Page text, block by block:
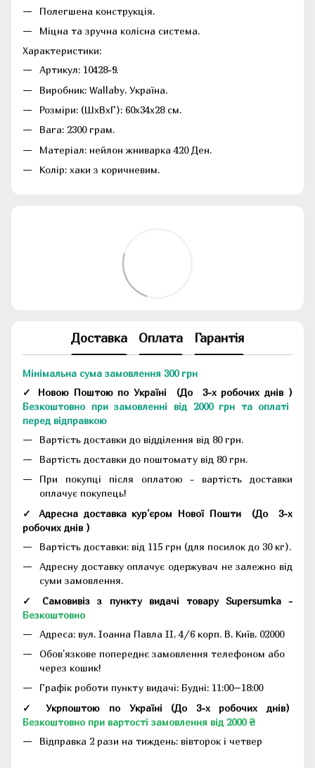
Полегшена конструкція.
Міцна та зручна колісна система.
Характеристики:
Артикул: 10428-9.
Виробник: Wallaby, Україна.
Розміри: (ШхВхГ): 60x34x28 см.
Вага: 2300 грам.
Матеріал: нейлон жниварка 420 Ден.
Колір: хаки з коричневим.
Доставка Оплата Гарантія
Мінімальна сума замовлення 300 грн
✓ Новою Поштою по Україні (До 3-х робочих днів )
Безкоштовно при замовленні від 2000 грн та оплаті
перед відправкою
Вартість доставки до відділення від 80 грн.
Вартість доставки до поштомату від 80 грн.
При покупці після оплатою - вартість доставки
оплачує покупець!
✓ Адресна доставка кур'єром Нової Пошти (До 3-х
робочих днів )
Вартість доставки: від 115 грн (для посилок до 30 кг).
Адресну доставку оплачує одержувач не залежно від
суми замовлення.
✓ Самовивіз з пункту видачі товару Supersumka -
Безкоштовно
Адреса: вул. Іоанна Павла II, 4/6 корп. В, Київ, 02000
Обов'язкове попереднє замовлення телефоном або
через кошик!
Графік роботи пункту видачі: Будні: 11:00–18:00
✓ Укрпоштою по Україні (До 3-х робочих днів)
Безкоштовно при вартості замовлення від 2000 ₴
Відправка 2 рази на тиждень: вівторок і четвер